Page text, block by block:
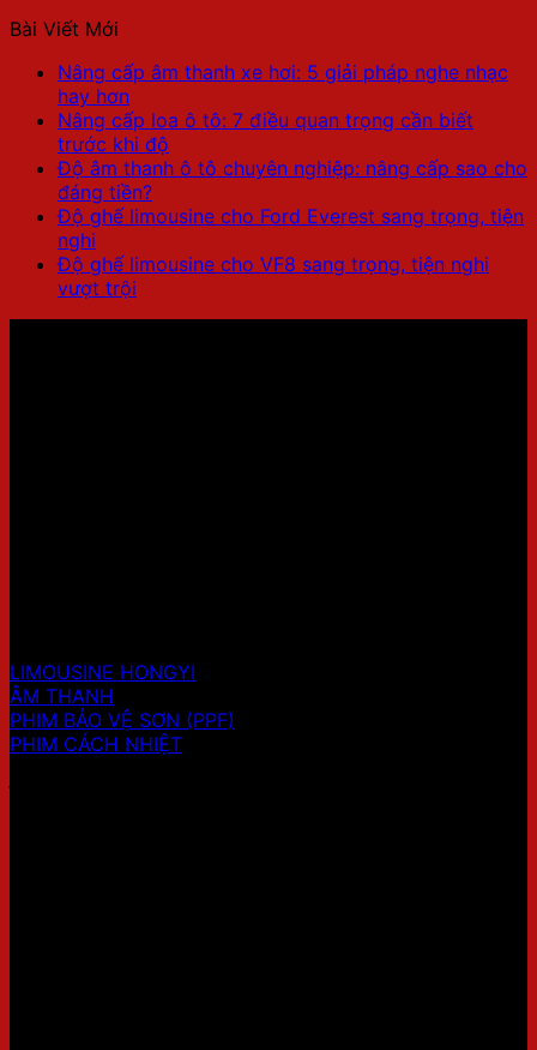
Bài Viết Mới
Nâng cấp âm thanh xe hơi: 5 giải pháp nghe nhạc
hay hơn
Nâng cấp loa ô tô: 7 điều quan trọng cần biết
trước khi độ
Độ âm thanh ô tô chuyên nghiệp: nâng cấp sao cho
đáng tiền?
Độ ghế limousine cho Ford Everest sang trọng, tiện
nghi
Độ ghế limousine cho VF8 sang trọng, tiện nghi
vượt trội
LIMOUSINE HONGYI
ÂM THANH
PHIM BẢO VỆ SƠN (PPF)
PHIM CÁCH NHIỆT